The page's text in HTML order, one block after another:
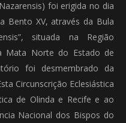
foi erigida no dia
Bento XV, através da Bula
situada na Região
Mata Norte do Estado de
foi desmembrado da
Circunscrição Eclesiástica
de Olinda e Recife e ao
Nacional dos Bispos do